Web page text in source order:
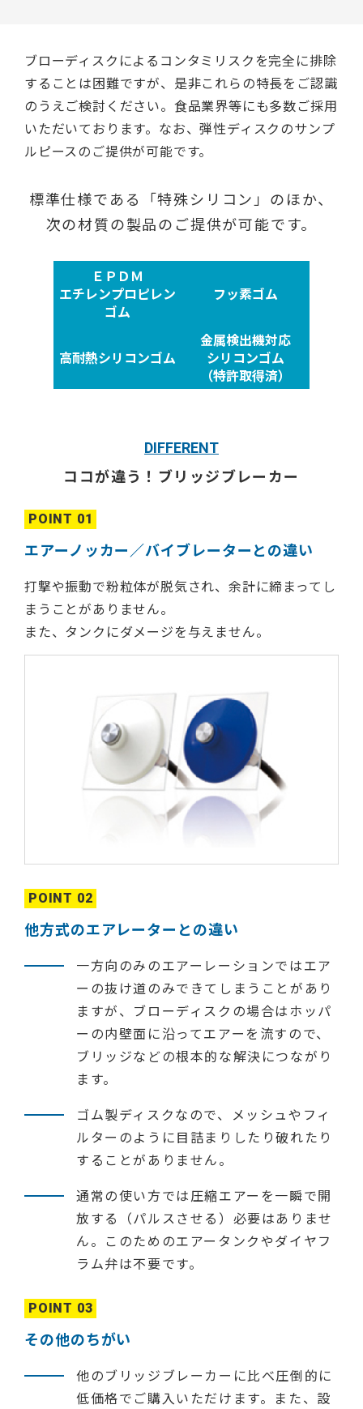
ブローディスクによるコンタミリスクを完全に排除
することは困難ですが、是非これらの特長をご認識
のうえご検討ください。食品業界等にも多数ご採用
いただいております。なお、弾性ディスクのサンプ
ルピースのご提供が可能です。
標準仕様である
「特殊シリコン」のほか、
次の材質の製品のご提供が可能です。
ＥＰＤＭ
エチレンプロピレン
ゴム
フッ素ゴム
高耐熱シリコンゴム
金属検出機対応
シリコンゴム
（特許取得済）
DIFFERENT
ココが違う！ブリッジブレーカー
POINT 01
エアーノッカー／バイブレーターとの違い
打撃や振動で粉粒体が脱気され、余計に締まってし
まうことがありません。
また、タンクにダメージを与えません。
POINT 02
他方式のエアレーターとの違い
一方向のみのエアーレーションではエア
ーの抜け道のみできてしまうことがあり
ますが、ブローディスクの場合はホッパ
ーの内壁面に沿ってエアーを流すので、
ブリッジなどの根本的な解決につながり
ます。
ゴム製ディスクなので、メッシュやフィ
ルターのように目詰まりしたり破れたり
することがありません。
通常の使い方では圧縮エアーを一瞬で開
放する（パルスさせる）必要はありませ
ん。このためのエアータンクやダイヤフ
ラム弁は不要です。
POINT 03
その他のちがい
他のブリッジブレーカーに比べ圧倒的に
低価格でご購入いただけます。また、設